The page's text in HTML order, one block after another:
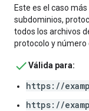
Este es el caso
subdominios,
todos los archivos
protocolo y número
Válida para:
https://
https://